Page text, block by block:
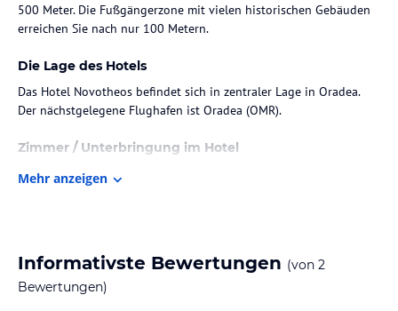
500 Meter. Die Fußgängerzone mit vielen historischen Gebäuden
erreichen Sie nach nur 100 Metern.
Die Lage des Hotels
Das Hotel Novotheos befindet sich in zentraler Lage in Oradea.
Der nächstgelegene Flughafen ist Oradea (OMR).
Zimmer / Unterbringung im Hotel
Das Hotel bietet 22 Zimmer mit moderner Ausstattung. Die
Im Hotel Novotheos können Sie im hoteleigenen Restaurant
speisen oder an der Bar Getränke genießen.
Mehr anzeigen
Informativste Bewertungen (von 2
Bewertungen)